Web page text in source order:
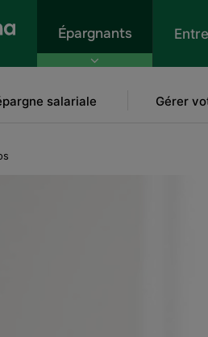
Épargnants
salariale Gérer